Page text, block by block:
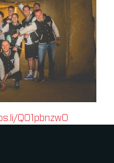
Q01pbnzw0
new tab)
in new tab)
in new tab)
in new tab)